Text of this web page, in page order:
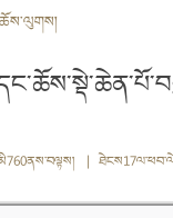
ཆོས་ལུགས།
|